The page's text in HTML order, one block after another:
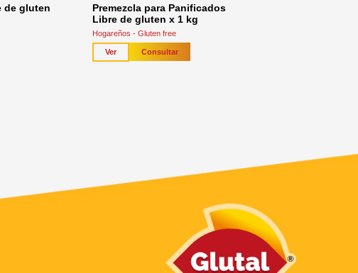
de gluten
Premezcla para Panificados
Libre de gluten x 1 kg
Hogareños - Gluten free
Ver Consultar